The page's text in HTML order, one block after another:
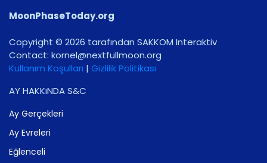
MoonPhaseToday.org
Copyright © 2026 tarafından SAKKOM Interaktiv
Contact: gro.noomlluftxen@lenrok
Kullanım Koşulları | Gizlilik Politikası
AY HAKKıNDA S&C
Ay Gerçekleri
Ay Evreleri
Eğlenceli